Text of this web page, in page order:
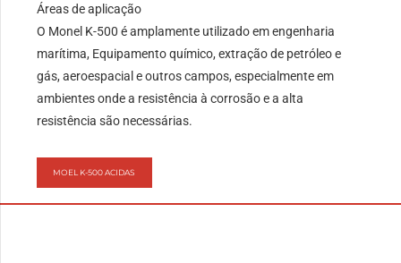
Áreas de aplicação
O Monel K-500 é amplamente utilizado em engenharia
marítima, Equipamento químico, extração de petróleo e
gás, aeroespacial e outros campos, especialmente em
ambientes onde a resistência à corrosão e a alta
resistência são necessárias.
MOEL K-500 ACIDAS